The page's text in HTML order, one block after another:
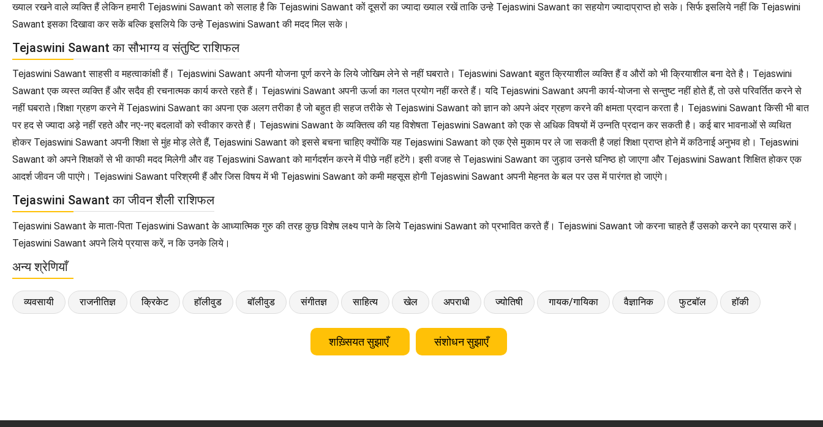
ख्याल रखने वाले व्यक्ति हैं लेकिन हमारी Tejaswini Sawant को सलाह है कि Tejaswini Sawant कों दूसरों का ज्यादा ख्याल रखें ताकि उन्हे Tejaswini Sawant का सहयोग ज्यादाप्राप्त हो सके। सिर्फ इसलिये नहीं कि Tejaswini
Sawant इसका दिखावा कर सकें बल्कि इसलिये कि उन्हे Tejaswini Sawant की मदद मिल सके।
Tejaswini Sawant का सौभाग्य व संतुष्टि राशिफल
Tejaswini Sawant साहसी व महत्वाकांक्षी हैं। Tejaswini Sawant अपनी योजना पूर्ण करने के लिये जोखिम लेने से नहीं घबराते। Tejaswini Sawant बहुत क्रियाशील व्यक्ति हैं व औरों को भी क्रियाशील बना देते है। Tejaswini
Sawant एक व्यस्त व्यक्ति हैं और सदैव ही रचनात्मक कार्य करते रहते हैं। Tejaswini Sawant अपनी ऊर्जा का गलत प्रयोग नहीं करते हैं। यदि Tejaswini Sawant अपनी कार्य-योजना से सन्तुष्ट नहीं होते हैं, तो उसे परिवर्तित करने से
नहीं घबराते।शिक्षा ग्रहण करने में Tejaswini Sawant का अपना एक अलग तरीका है जो बहुत ही सहज तरीके से Tejaswini Sawant को ज्ञान को अपने अंदर ग्रहण करने की क्षमता प्रदान करता है। Tejaswini Sawant किसी भी बात
पर हद से ज्यादा अड़े नहीं रहते और नए-नए बदलावों को स्वीकार करते हैं। Tejaswini Sawant के व्यक्तित्व की यह विशेषता Tejaswini Sawant को एक से अधिक विषयों में उन्नति प्रदान कर सकती है। कई बार भावनाओं से व्यथित
होकर Tejaswini Sawant अपनी शिक्षा से मुंह मोड़ लेते हैं, Tejaswini Sawant को इससे बचना चाहिए क्योंकि यह Tejaswini Sawant को एक ऐसे मुकाम पर ले जा सकती है जहां शिक्षा प्राप्त होने में कठिनाई अनुभव हो। Tejaswini
Sawant को अपने शिक्षकों से भी काफी मदद मिलेगी और वह Tejaswini Sawant को मार्गदर्शन करने में पीछे नहीं हटेंगे। इसी वजह से Tejaswini Sawant का जुड़ाव उनसे घनिष्ठ हो जाएगा और Tejaswini Sawant शिक्षित होकर एक
आदर्श जीवन जी पाएंगे। Tejaswini Sawant परिश्रमी हैं और जिस विषय में भी Tejaswini Sawant को कमी महसूस होगी Tejaswini Sawant अपनी मेहनत के बल पर उस में पारंगत हो जाएंगे।
Tejaswini Sawant का जीवन शैली राशिफल
Tejaswini Sawant के माता-पिता Tejaswini Sawant के आध्यात्मिक गुरु की तरह कुछ विशेष लक्ष्य पाने के लिये Tejaswini Sawant को प्रभावित करते हैं। Tejaswini Sawant जो करना चाहते हैं उसको करने का प्रयास करें।
Tejaswini Sawant अपने लिये प्रयास करें, न कि उनके लिये।
अन्य श्रेणियाँ
व्यवसायी राजनीतिज्ञ क्रिकेट हॉलीवुड बॉलीवुड संगीतज्ञ साहित्य खेल अपराधी ज्योतिषी गायक/गायिका वैज्ञानिक फुटबॉल हॉकी
शख़्सियत सुझाएँ संशोधन सुझाएँ